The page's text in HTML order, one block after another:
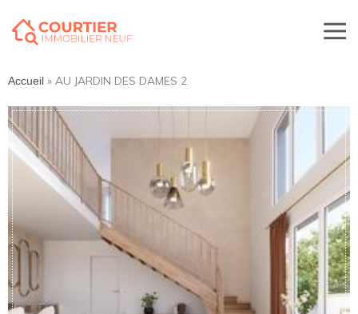
Accueil » AU JARDIN DES DAMES 2